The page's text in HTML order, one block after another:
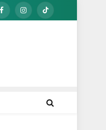
FacebookInstagramTikTok